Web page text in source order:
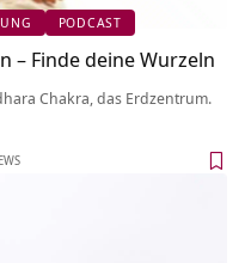
PODCAST
– Finde deine Wurzeln
Chakra, das Erdzentrum.